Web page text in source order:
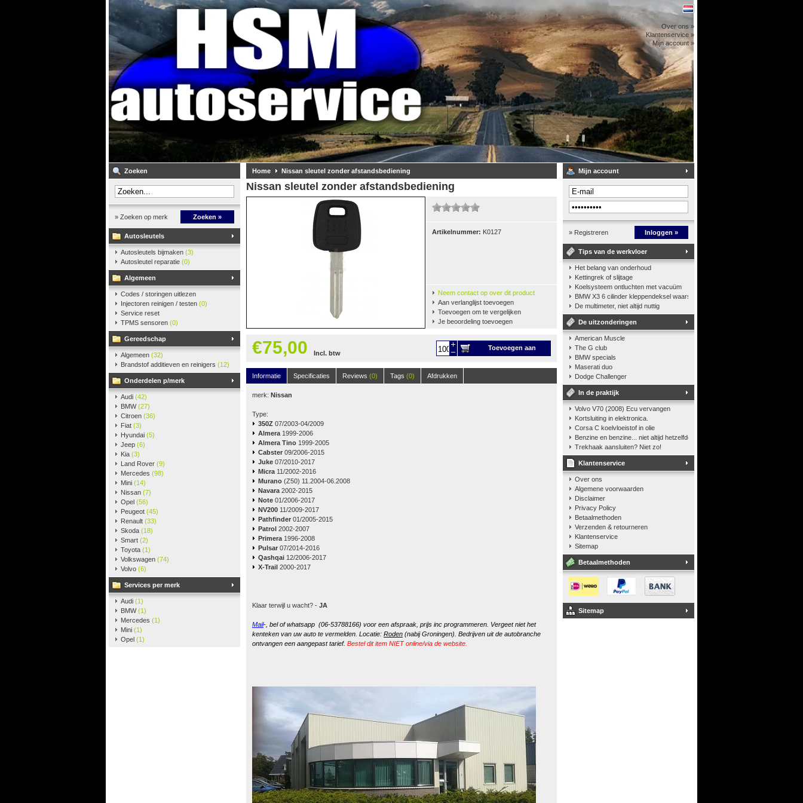
Over ons »
Klantenservice »
Mijn account »
Zoeken
» Zoeken op merk Zoeken »
Autosleutels
Autosleutels bijmaken (3)
Autosleutel reparatie (0)
Algemeen
Codes / storingen uitlezen
Injectoren reinigen / testen (0)
Service reset
TPMS sensoren (0)
Gereedschap
Algemeen (32)
Brandstof additieven en reinigers (12)
Onderdelen p/merk
Audi (42)
BMW(27)
Citroen (36)
Fiat (3)
Hyundai (5)
Jeep (6)
Kia (3)
Land Rover (9)
Mercedes (98)
Mini (14)
Nissan (7)
Opel (56)
Peugeot (45)
Renault (33)
Skoda (18)
Smart (2)
Toyota (1)
Volkswagen (74)
Volvo (6)
Services per merk
Audi (1)
BMW(1)
Mercedes (1)
Mini (1)
Opel (1)
Home Nissan sleutel zonder afstandsbediening
Nissan sleutel zonder afstandsbediening
Artikelnummer: K0127
Neem contact op over dit product
Aan verlanglijst toevoegen
Toevoegen om te vergelijken
Je beoordeling toevoegen
€75,00 Incl. btw
Toevoegen aan
Informatie
Specificaties Reviews (0) Tags (0) Afdrukken
merk: Nissan
Type:
350Z 07/2003-04/2009
Almera 1999-2006
Almera Tino 1999-2005
Cabster 09/2006-2015
Juke 07/2010-2017
Micra 11/2002-2016
Murano (Z50) 11.2004-06.2008
Navara 2002-2015
Note 01/2006-2017
NV200 11/2009-2017
Pathfinder 01/2005-2015
Patrol 2002-2007
Primera 1996-2008
Pulsar 07/2014-2016
Qashqai 12/2006-2017
X-Trail 2000-2017
Klaar terwijl u wacht? - JA
Mail-, bel of whatsapp (06-53788166) voor een afspraak, prijs inc programmeren. Vergeet niet het
kenteken van uw auto te vermelden. Locatie: Roden (nabij Groningen). Bedrijven uit de autobranche
ontvangen een aangepast tarief. Bestel dit item NIET online/via de website.
Mijn account
» Registreren Inloggen »
Tips van de werkvloer
Het belang van onderhoud
Kettingrek of slijtage
Koelsysteem ontluchten met vacuüm
BMW X3 6 cilinder kleppendeksel waarshuwing
De multimeter, niet altijd nuttig
De uitzonderingen
American Muscle
The G club
BMW specials
Maserati duo
Dodge Challenger
In de praktijk
Volvo V70 (2008) Ecu vervangen
Kortsluiting in elektronica.
Corsa C koelvloeistof in olie
Benzine en benzine... niet altijd hetzelfde
Trekhaak aansluiten? Niet zo!
Klantenservice
Over ons
Algemene voorwaarden
Disclaimer
Privacy Policy
Betaalmethoden
Verzenden & retourneren
Klantenservice
Sitemap
Betaalmethoden
Sitemap